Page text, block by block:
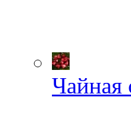
Чайная